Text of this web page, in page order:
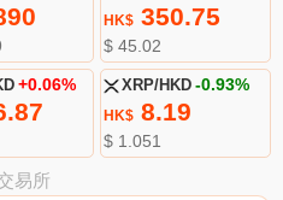
HK$350.75
$ 45.02
+0.06% XRP/HKD -0.93%
HK$8.19
$ 1.051
易所